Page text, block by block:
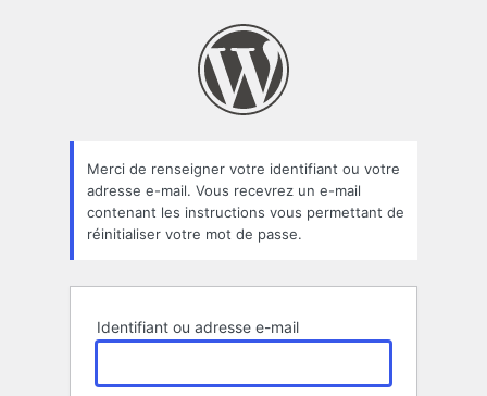
oublié
Merci de renseigner votre identifiant ou votre
adresse e-mail. Vous recevrez un e-mail
contenant les instructions vous permettant de
réinitialiser votre mot de passe.
Identifiant ou adresse e-mail